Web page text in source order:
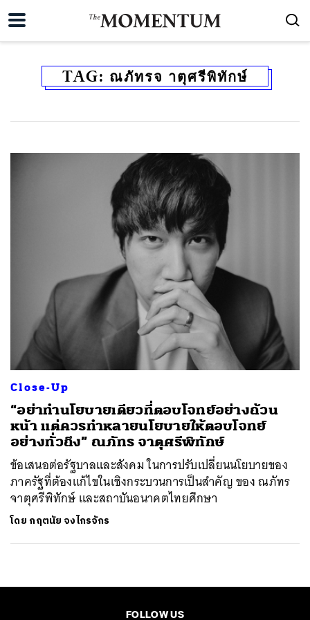
TAG: ณภัทรจ าตุศรีพิทักษ์
Close-Up
“อย่าทำนโยบายเดียวที่ตอบโจทย์อย่างถ้วน
หน้า แต่ควรทำหลายนโยบายให้ตอบโจทย์
อย่างทั่วถึง” ณภัทร จาตุศรีพิทักษ์
ข้อเสนอต่อรัฐบาลและสังคม ในการปรับเปลี่ยนนโยบายของ
ภาครัฐที่ต้องแก้ไขในเชิงกระบวนการเป็นสำคัญ ของ ณภัทร
จาตุศรีพิทักษ์ และสถาบันอนาคตไทยศึกษา
โดย กฤตนัย จงไกรจักร
FOLLOW US
SHARE TWEET LINE EMAIL